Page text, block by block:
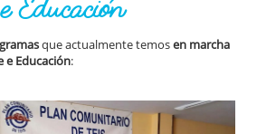
que actualmente temosen marcha
e Educación: